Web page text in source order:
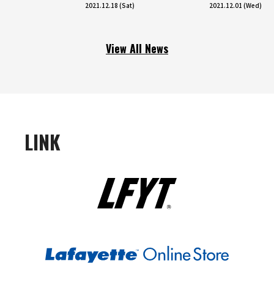
2021.12.18 (Sat) 2021.12.01 (Wed)
View All News
LINK